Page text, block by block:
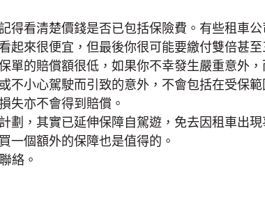
看清楚價錢是否已包括保險費。有些租車
來很便宜，但最後你很可能要繳付雙倍甚至
單的賠償額很低，如果你不幸發生嚴重意外
小心駕駛而引致的意外，不會包括在受保
失亦不會得到賠償。
，其實已延伸保障自駕遊，免去因租車出
一個額外的保障也是值得的。
絡。